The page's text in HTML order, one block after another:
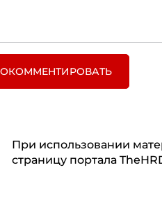
При использовании
страницу портала